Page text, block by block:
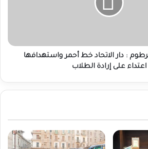
: دار الاتحاد خط أحمر واستهدافها
اعتداء على إرادة الطلاب